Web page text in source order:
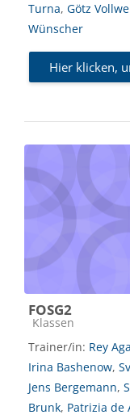
Turna, Götz
Wünscher
Hier klicken,
FOSG2
Kursbereich
Klassen
Trainer/in: Rey
Irina Bashenow,
Jens Bergemann,
Brunk, Patrizia de